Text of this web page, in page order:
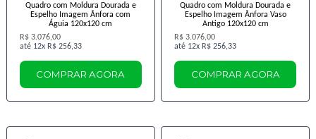
Quadro com Moldura Dourada e
Espelho Imagem Ânfora com
Águia 120x120 cm
R$ 3.076,00
12x R$ 256,33
COMPRAR AGORA
Quadro com Moldura Dourada e
Espelho Imagem Ânfora Vaso
Antigo 120x120 cm
R$ 3.076,00
12x R$ 256,33
COMPRAR AGORA